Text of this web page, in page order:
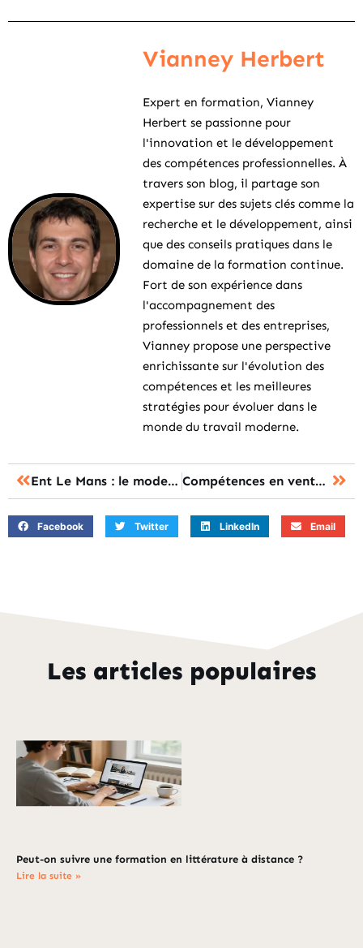
Vianney Herbert
Expert en formation, Vianney
Herbert se passionne pour
l'innovation et le développement
des compétences professionnelles. À
travers son blog, il partage son
expertise sur des sujets clés comme la
recherche et le développement, ainsi
que des conseils pratiques dans le
domaine de la formation continue.
Fort de son expérience dans
l'accompagnement des
professionnels et des entreprises,
Vianney propose une perspective
enrichissante sur l'évolution des
compétences et les meilleures
stratégies pour évoluer dans le
monde du travail moderne.
Ent Le Mans : le mode de connexion rapide pour les étudiants ? Compétences en vente : les 10 indispensables à mettre sur votre CV
Facebook Twitter LinkedIn Email
Les articles populaires
Peut-on suivre une formation en littérature à distance ?
Lire la suite »